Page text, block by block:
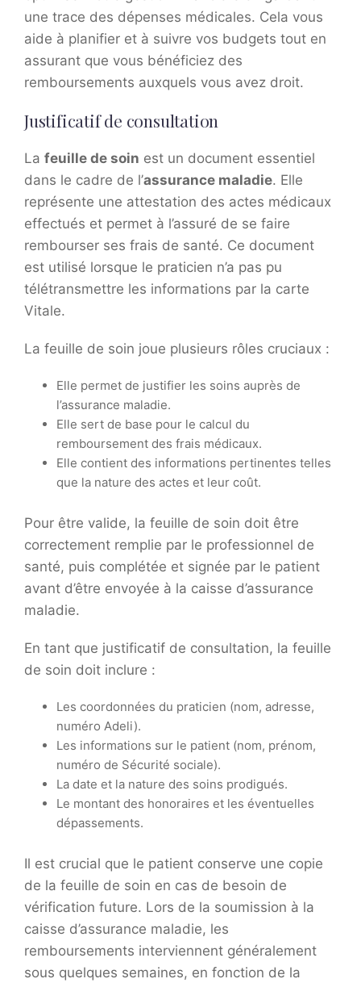
une trace des dépenses médicales. Cela vous
aide à planifier et à suivre vos budgets tout en
assurant que vous bénéficiez des
remboursements auxquels vous avez droit.
Justificatif de consultation
La feuille de soin est un document essentiel
dans le cadre de l’assurance maladie. Elle
représente une attestation des actes médicaux
effectués et permet à l’assuré de se faire
rembourser ses frais de santé. Ce document
est utilisé lorsque le praticien n’a pas pu
télétransmettre les informations par la carte
Vitale.
La feuille de soin joue plusieurs rôles cruciaux :
Elle permet de justifier les soins auprès de
l’assurance maladie.
Elle sert de base pour le calcul du
remboursement des frais médicaux.
Elle contient des informations pertinentes telles
que la nature des actes et leur coût.
Pour être valide, la feuille de soin doit être
correctement remplie par le professionnel de
santé, puis complétée et signée par le patient
avant d’être envoyée à la caisse d’assurance
maladie.
En tant que justificatif de consultation, la feuille
de soin doit inclure :
Les coordonnées du praticien (nom, adresse,
numéro Adeli).
Les informations sur le patient (nom, prénom,
numéro de Sécurité sociale).
La date et la nature des soins prodigués.
Le montant des honoraires et les éventuelles
dépassements.
Il est crucial que le patient conserve une copie
de la feuille de soin en cas de besoin de
vérification future. Lors de la soumission à la
caisse d’assurance maladie, les
remboursements interviennent généralement
sous quelques semaines, en fonction de la